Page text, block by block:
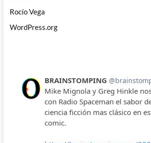
Rocío Vega
WordPress.org